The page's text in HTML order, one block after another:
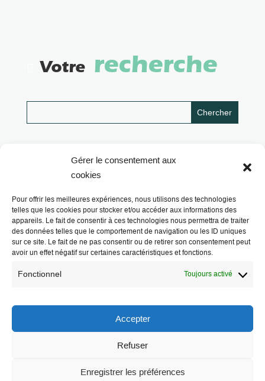
Gérer le consentement aux
cookies
Pour offrir les meilleures expériences, nous utilisons des technologies
telles que les cookies pour stocker et/ou accéder aux informations des
appareils. Le fait de consentir à ces technologies nous permettra de traiter
des données telles que le comportement de navigation ou les ID uniques
sur ce site. Le fait de ne pas consentir ou de retirer son consentement peut
avoir un effet négatif sur certaines caractéristiques et fonctions.
Fonctionnel Toujours activé
Accepter
Refuser
Enregistrer les préférences
Votrerecherche
Les Libres Géographes